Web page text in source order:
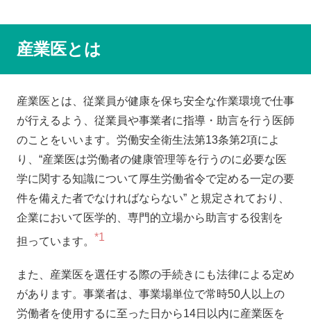
産業医とは
産業医とは、従業員が健康を保ち安全な作業環境で仕事
が行えるよう、従業員や事業者に指導・助言を行う医師
のことをいいます。労働安全衛生法第13条第2項によ
り、“産業医は労働者の健康管理等を行うのに必要な医
学に関する知識について厚生労働省令で定める一定の要
件を備えた者でなければならない” と規定されており、
企業において医学的、専門的立場から助言する役割を
担っています。 *1
また、産業医を選任する際の手続きにも法律による定め
があります。事業者は、事業場単位で常時50人以上の
労働者を使用するに至った日から14日以内に産業医を